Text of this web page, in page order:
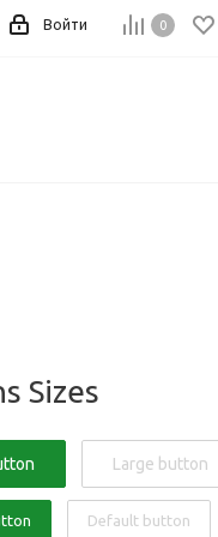
0
Войти
Sizes
Large button
Default button